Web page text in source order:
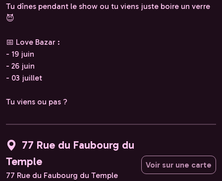
Tu dînes pendant le show ou tu viens juste boire un verre
😈
📅 Love Bazar :
- 19 juin
- 26 juin
- 03 juillet
Tu viens ou pas ?
77 Rue du Faubourg du
Temple
77 Rue du Faubourg du Temple
Voir sur une carte